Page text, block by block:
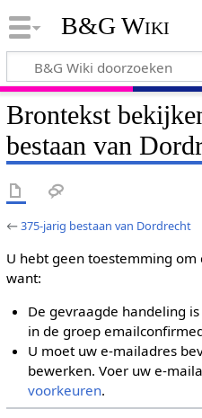
B&G Wiki
Brontekst
bestaan van
←375-jarig bestaan van Dordrecht
U hebt geen toestemming
want:
De gevraagde handeling
in de groep
U moet uw e-mailadres
bewerken. Voer uw e-
voorkeuren.